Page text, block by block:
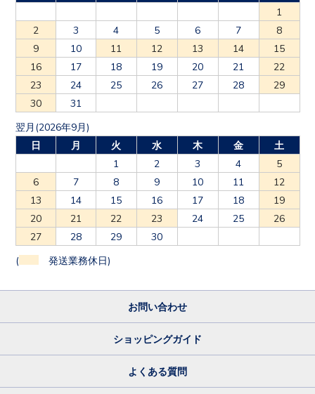
1
2
3 4 5 6 7
8
9
10 11 12 13 14
15
16
17 18 19 20 21
22
23
24 25 26 27 28
29
30
31
翌月(2026年9月)
日
月 火 水 木 金
土
1
2 3 4
5
6
7 8 9 10 11
12
13
14 15 16 17 18
19
20
21 22 23 24 25
26
27
28 29 30
( 発送業務休日)
お問い合わせ
ショッピングガイド
よくある質問